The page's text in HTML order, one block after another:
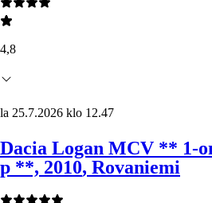
4,8
la 25.7.2026 klo 12.47
Dacia Logan MCV ** 1-
p **, 2010, Rovaniemi